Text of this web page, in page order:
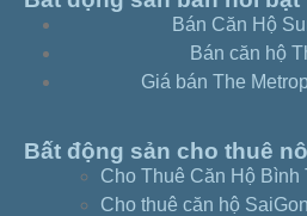
Bán Căn Hộ
Bán căn hộ
Giá bán The
Bất động sản cho thuê
Cho Thuê Căn Hộ Bình
Cho thuê căn hộ